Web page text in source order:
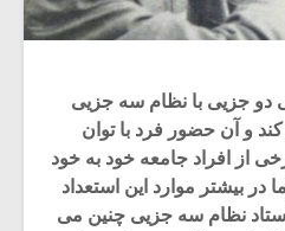
دو جزیی با نظام سه جزیی
کند و آن حضور فرد با توان
از افراد جامعه خود به خود
در بیشتر موارد این استعداد
نظام سه جزیی چنین می